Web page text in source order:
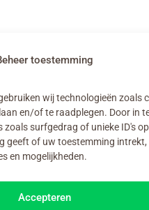
toestemming
wij technologieën zoals
en/of te raadplegen. Door in
surfgedrag of unieke ID's
geeft of uw toestemming intrekt,
en mogelijkheden.
Accepteren